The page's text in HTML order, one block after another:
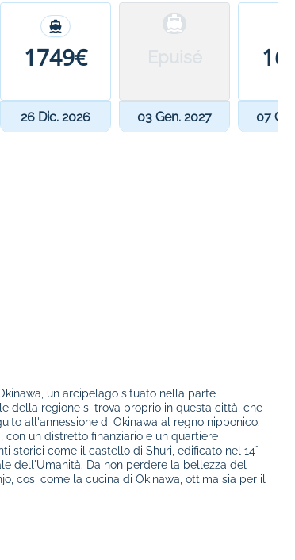
1749€
26 Dic. 2026 03 Gen. 2027 07
un arcipelago situato nella parte
della regione si trova proprio in questa città, che
all'annessione di Okinawa al regno nipponico.
un distretto finanziario e un quartiere
storici come il castello di Shuri, edificato nel 14°
dell'Umanità. Da non perdere la bellezza del
cosi come la cucina di Okinawa, ottima sia per il